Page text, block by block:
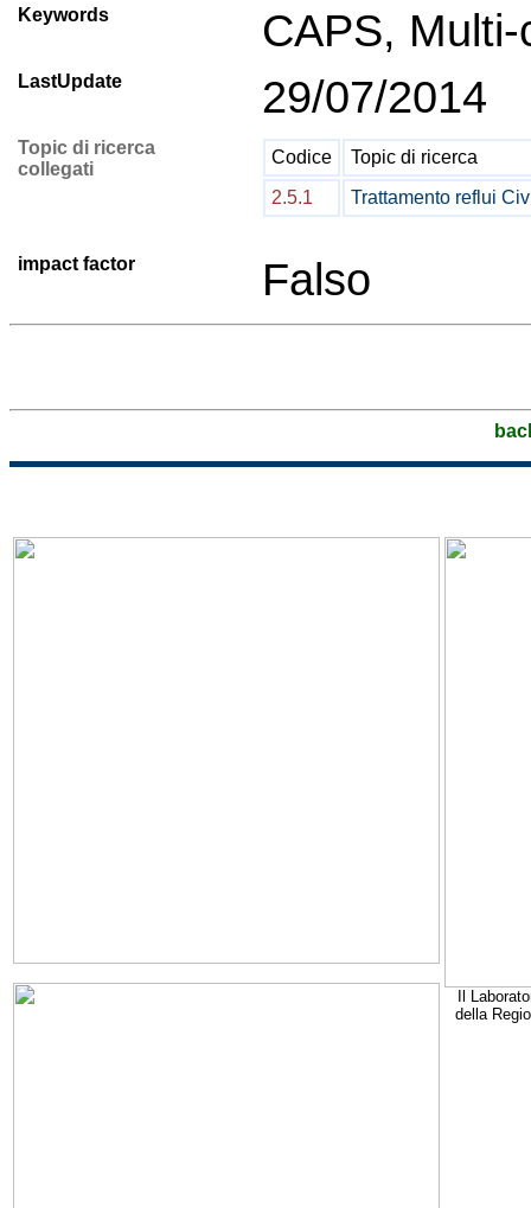
Keywords CAPS,
LastUpdate 29/07/2014
Topic di ricerca
collegati
Codice
Topic di ricerca
2.5.1
Trattamento reflui
impact factor Falso
Il
della